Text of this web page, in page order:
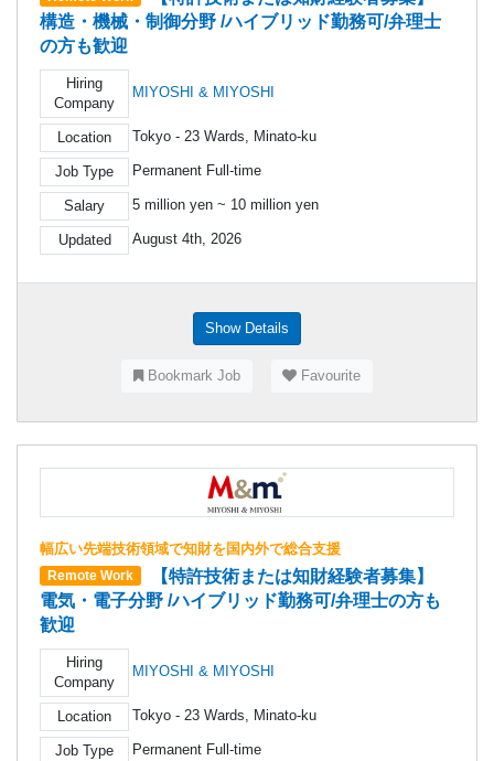
構造・機械・制御分野 /ハイブリッド勤務可/弁理士
の方も歓迎
Hiring
Company
MIYOSHI & MIYOSHI
Location Tokyo - 23 Wards, Minato-ku
Job Type Permanent Full-time
Salary 5 million yen ~ 10 million yen
Updated August 4th, 2026
Show Details
Bookmark Job Favourite
幅広い先端技術領域で知財を国内外で総合支援
Remote Work
【特許技術または知財経験者募集】
電気・電子分野 /ハイブリッド勤務可/弁理士の方も
歓迎
Hiring
Company
MIYOSHI & MIYOSHI
Location Tokyo - 23 Wards, Minato-ku
Job Type Permanent Full-time